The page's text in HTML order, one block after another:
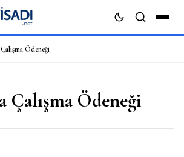
Çalışma Ödeneği
Çalışma Ödeneği